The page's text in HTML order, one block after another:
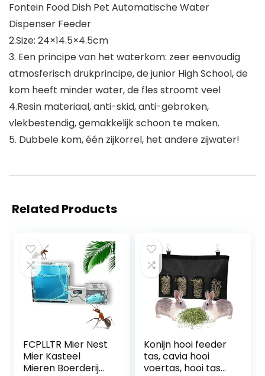
Fontein Food Dish Pet Automatische Water
Dispenser Feeder
2.Size: 24×14.5×4.5cm
3. Een principe van het waterkom: zeer eenvoudig
atmosferisch drukprincipe, de junior High School, de
kom heeft minder water, de fles stroomt veel
4.Resin materiaal, anti-skid, anti-gebroken,
vlekbestendig, gemakkelijk schoon te maken.
5. Dubbele kom, één zijkorrel, het andere zijwater!
Related Products
FCPLLTR Mier Nest
Mier Kasteel
Mieren Boerderij
Konijn hooi feeder
tas, cavia hooi
voertas, hooi tas